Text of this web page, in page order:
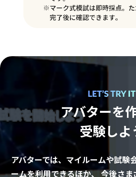
アバターを
受験しよ
アバターでは、マイルームや試験
ームを利用できるほか、今後さま